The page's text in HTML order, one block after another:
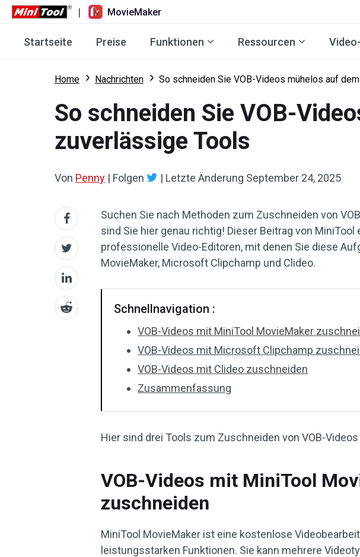
| MovieMaker
Startseite Preise Funktionen Ressourcen
Home Nachrichten So schneiden Sie VOB-Videos mühelos auf
So schneiden Sie VOB-
zuverlässige Tools
Von Penny | Folgen | Letzte Änderung September 24, 2025
Suchen Sie nach Methoden zum Zuschneiden von
sind Sie hier genau richtig! Dieser Beitrag von
professionelle Video-Editoren, mit denen Sie diese
MovieMaker, Microsoft Clipchamp und Clideo.
Schnellnavigation :
VOB-Videos mit MiniTool MovieMaker
VOB-Videos mit Microsoft Clipchamp
VOB-Videos mit Clideo zuschneiden
Zusammenfassung
Hier sind drei Tools zum Zuschneiden von VOB-
VOB-Videos mit MiniTool
zuschneiden
MiniTool MovieMaker ist eine kostenlose
leistungsstarken Funktionen. Sie kann mehrere